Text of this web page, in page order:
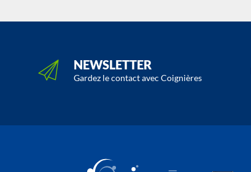
NEWSLETTER
Gardez le contact avec Coignières